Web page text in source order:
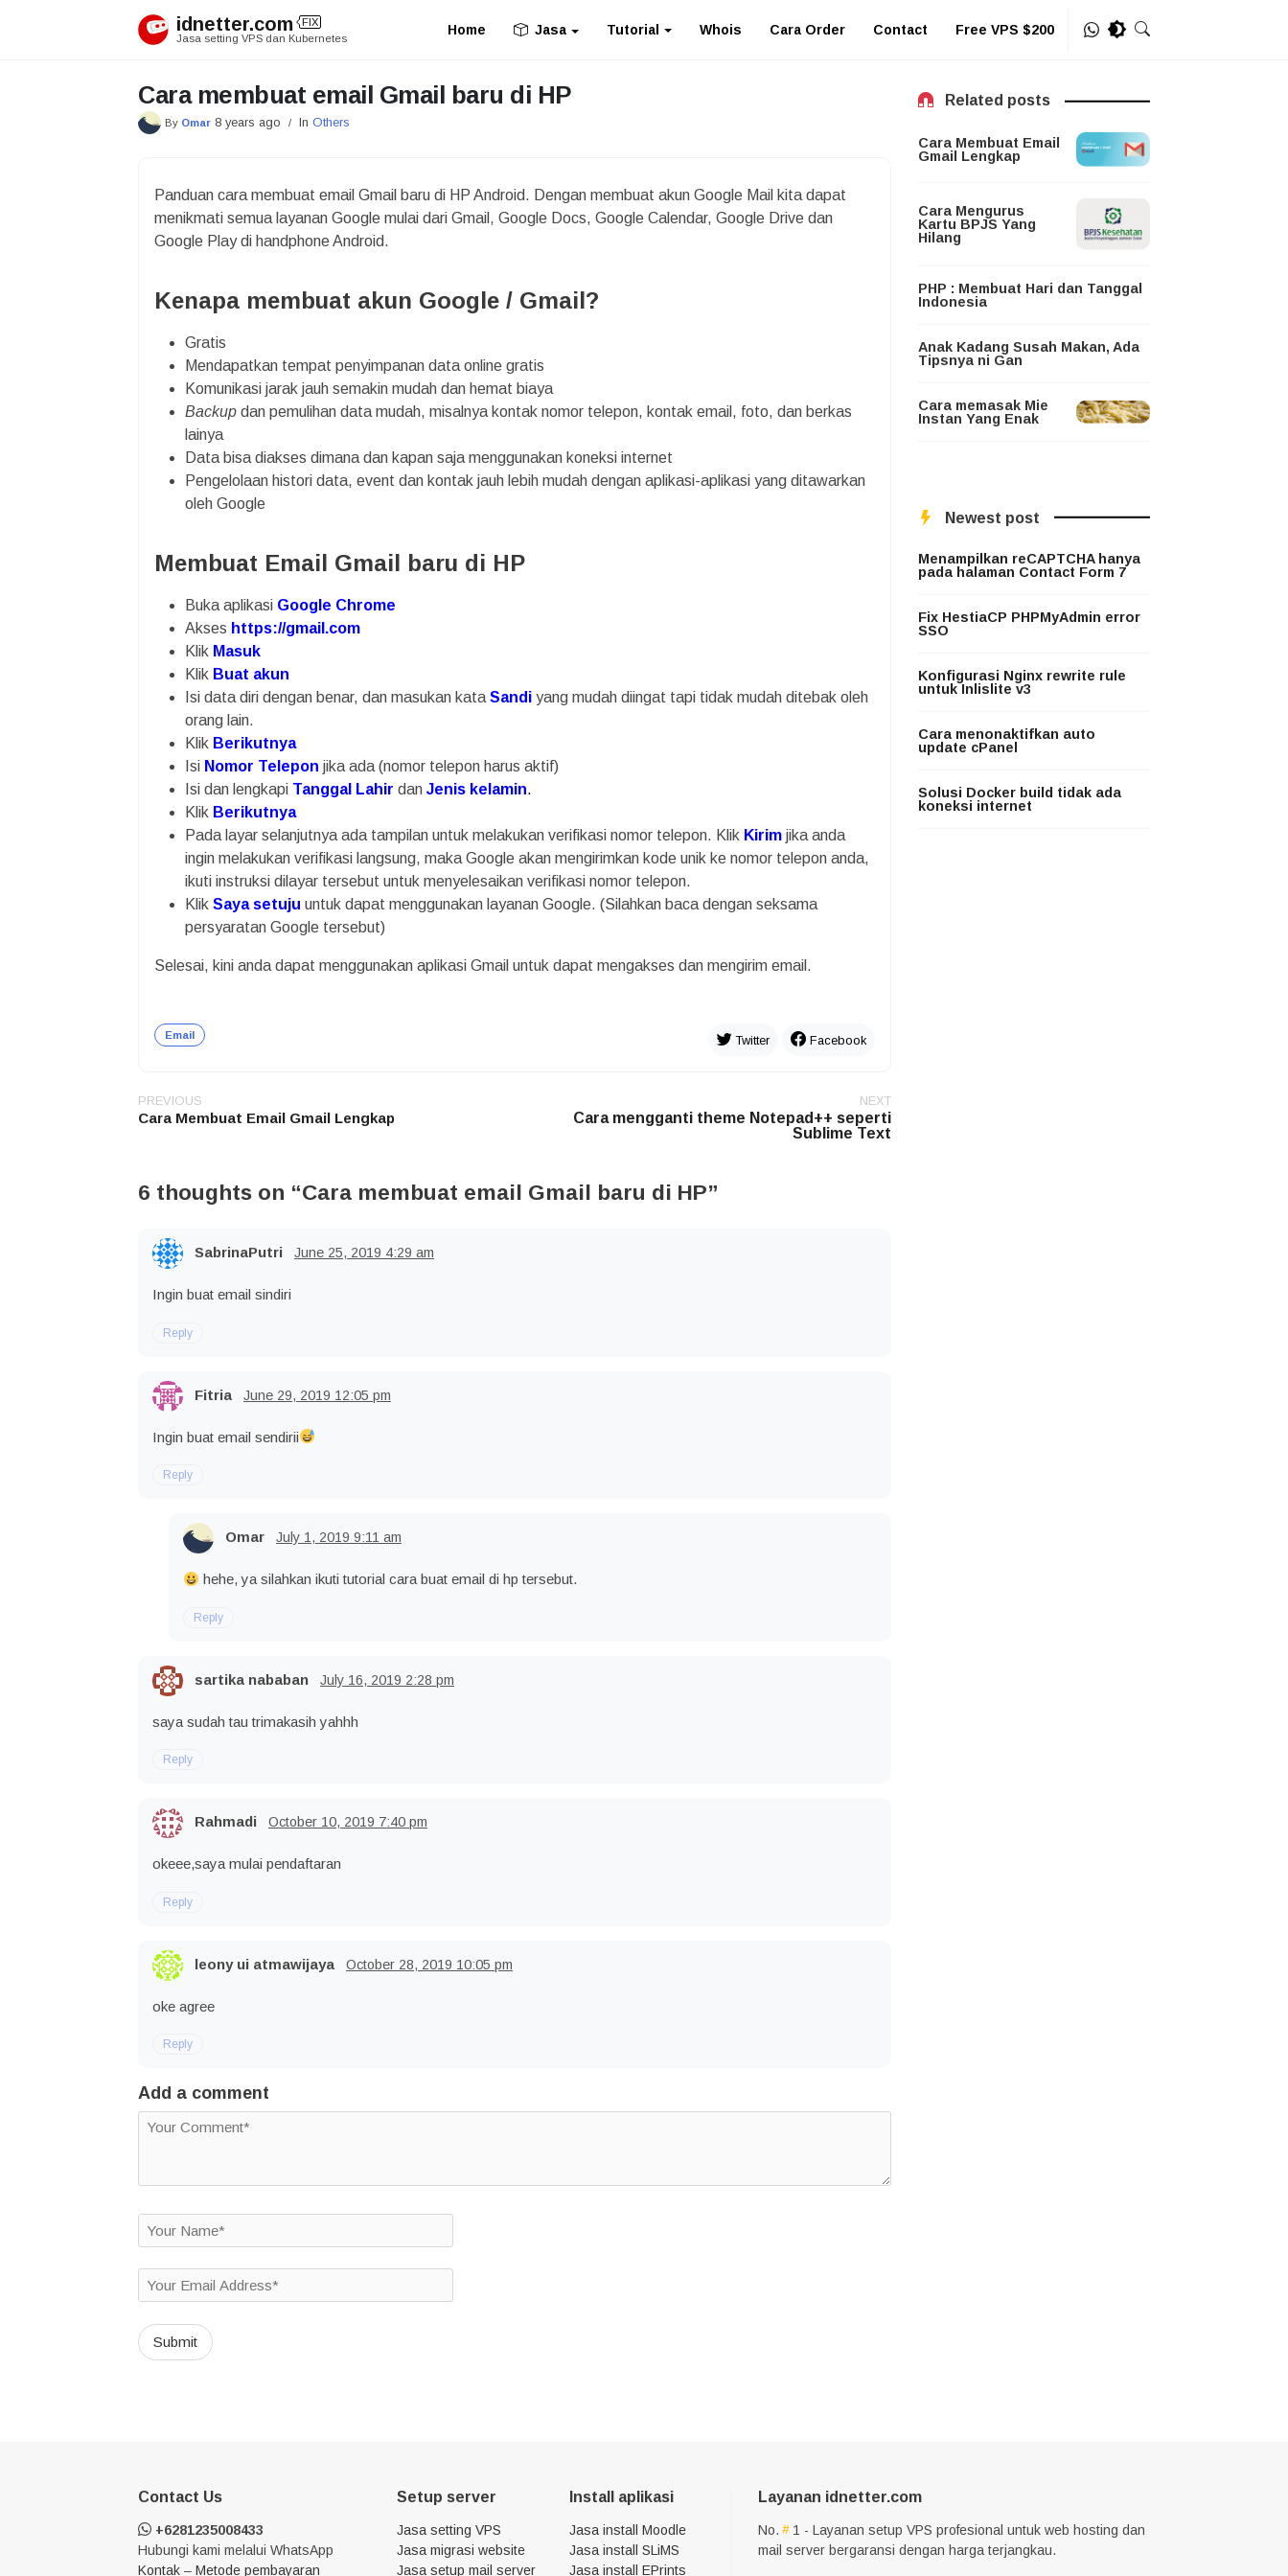
idnetter.com FIX
Jasa setting VPS dan Kubernetes
Home Jasa Tutorial Whois Cara Order Contact Free VPS $200
Cara membuat email Gmail baru di HP
By Omar 8 years ago / In Others
Panduan cara membuat email Gmail baru di HP Android. Dengan membuat akun Google Mail kita dapat
menikmati semua layanan Google mulai dari Gmail, Google Docs, Google Calendar, Google Drive dan
Google Play di handphone Android.
Kenapa membuat akun Google / Gmail?
Gratis
Mendapatkan tempat penyimpanan data online gratis
Komunikasi jarak jauh semakin mudah dan hemat biaya
Backup dan pemulihan data mudah, misalnya kontak nomor telepon, kontak email, foto, dan berkas
lainya
Data bisa diakses dimana dan kapan saja menggunakan koneksi internet
Pengelolaan histori data, event dan kontak jauh lebih mudah dengan aplikasi-aplikasi yang ditawarkan
oleh Google
Membuat Email Gmail baru di HP
Buka aplikasi Google Chrome
Akses https://gmail.com
Klik Masuk
Klik Buat akun
Isi data diri dengan benar, dan masukan kataSandi yang mudah diingat tapi tidak mudah ditebak oleh
orang lain.
Klik Berikutnya
Isi Nomor Telepon jika ada (nomor telepon harus aktif)
Isi dan lengkapi Tanggal Lahir dan Jenis kelamin.
Klik Berikutnya
Pada layar selanjutnya ada tampilan untuk melakukan verifikasi nomor telepon. Klik Kirim jika anda
ingin melakukan verifikasi langsung, maka Google akan mengirimkan kode unik ke nomor telepon anda,
ikuti instruksi dilayar tersebut untuk menyelesaikan verifikasi nomor telepon.
Klik Saya setuju untuk dapat menggunakan layanan Google. (Silahkan baca dengan seksama
persyaratan Google tersebut)
Selesai, kini anda dapat menggunakan aplikasi Gmail untuk dapat mengakses dan mengirim email.
Email Twitter Facebook
Post
PREVIOUS
Cara Membuat Email Gmail Lengkap
NEXT
Cara mengganti theme Notepad++ seperti
Sublime Text
6 thoughts on “Cara membuat email Gmail baru di HP”
SabrinaPutri June 25, 2019 4:29 am
Ingin buat email sindiri
Reply
Fitria June 29, 2019 12:05 pm
Ingin buat email sendirii
Reply
Omar July 1, 2019 9:11 am
hehe, ya silahkan ikuti tutorial cara buat email di hp tersebut.
Reply
sartika nababan July 16, 2019 2:28 pm
saya sudah tau trimakasih yahhh
Reply
Rahmadi October 10, 2019 7:40 pm
okeee,saya mulai pendaftaran
Reply
leony ui atmawijaya October 28, 2019 10:05 pm
oke agree
Reply
Add a comment
Related posts
Cara Membuat Email
Gmail Lengkap
Cara Mengurus
Kartu BPJS Yang
Hilang
PHP : Membuat Hari dan Tanggal
Indonesia
Anak Kadang Susah Makan, Ada
Tipsnya ni Gan
Cara memasak Mie
Instan Yang Enak
Newest post
Menampilkan reCAPTCHA hanya
pada halaman Contact Form 7
Fix HestiaCP PHPMyAdmin error
SSO
Konfigurasi Nginx rewrite rule
untuk Inlislite v3
Cara menonaktifkan auto
update cPanel
Solusi Docker build tidak ada
koneksi internet
Contact Us
+6281235008433
Hubungi kami melalui WhatsApp
Kontak – Metode pembayaran
Setup server
Jasa setting VPS
Jasa migrasi website
Jasa setup mail server
Install aplikasi
Jasa install Moodle
Jasa install SLiMS
Jasa install EPrints
Layanan idnetter.com
No.
1 - Layanan setup VPS profesional untuk web hosting dan
mail server bergaransi dengan harga terjangkau.